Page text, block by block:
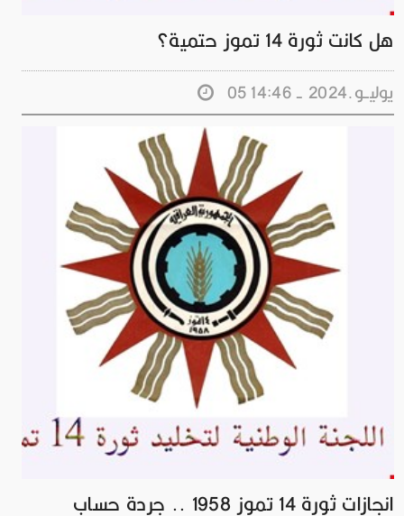
هل كانت ثورة 14 تموز حتمية؟
05 يوليــو.2024 - 14:46
انجازات ثورة 14 تموز 1958 .. جردة حساب